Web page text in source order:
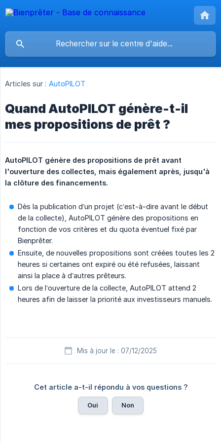
Articles sur : AutoPILOT
Quand AutoPILOT génère-t-il
mes propositions de prêt ?
AutoPILOT génère des propositions de prêt avant
l'ouverture des collectes, mais également après, jusqu'à
la clôture des financements.
Dès la publication d’un projet (c’est-à-dire avant le début
de la collecte), AutoPILOT génère des propositions en
fonction de vos critères et du quota éventuel fixé par
Bienprêter.
Ensuite, de nouvelles propositions sont créées toutes les 2
heures si certaines ont expiré ou été refusées, laissant
ainsi la place à d’autres prêteurs.
Lors de l’ouverture de la collecte, AutoPILOT attend 2
heures afin de laisser la priorité aux investisseurs manuels.
Mis à jour le : 07/12/2025
Cet article a-t-il répondu à vos questions ?
Oui Non